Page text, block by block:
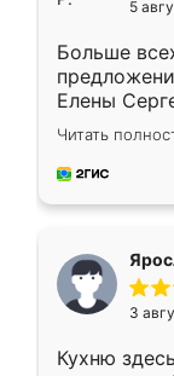
5
Больше
Елены
короткие
для
предложил
Читать
3
Кухню